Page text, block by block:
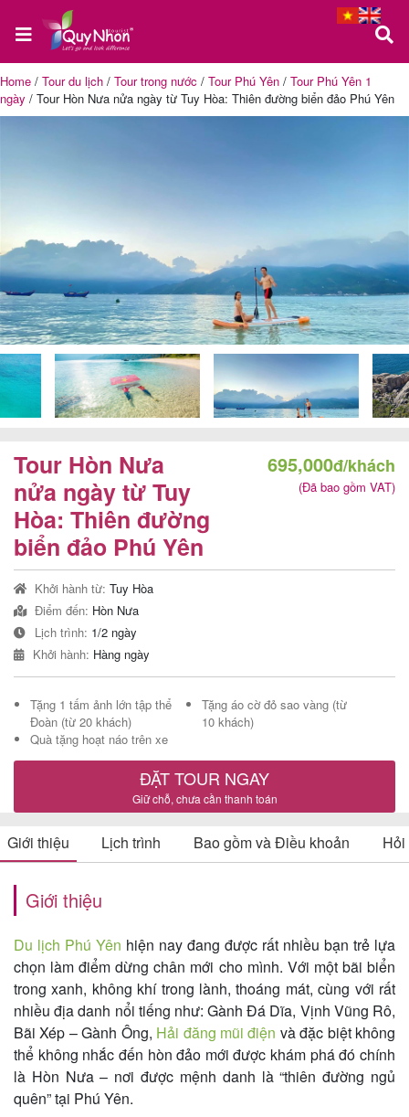
Trang
Quy
Nhơn
Tour
Phú
Yên
Tour
trong
nước
Combo
Quy
Nhơn
hành
lịch
Về
Quy
Nhơn
Tourist
Home / Tour du lịch / Tour trong nước / Tour Phú Yên / Tour Phú Yên 1
ngày / Tour Hòn Nưa nửa ngày từ Tuy Hòa: Thiên đường biển đảo Phú Yên
Tour Hòn Nưa
nửa ngày từ Tuy
Hòa: Thiên đường
biển đảo Phú Yên
695,000đ/khách
(Đã bao gồm VAT)
Khởi hành từ: Tuy Hòa
Điểm đến: Hòn Nưa
Lịch trình: 1/2 ngày
Khởi hành: Hàng ngày
Tặng 1 tấm ảnh lớn tập thể
Đoàn (từ 20 khách)
Tặng áo cờ đỏ sao vàng (từ
10 khách)
Quà tặng hoạt náo trên xe
ĐẶT TOUR NGAY
Giữ chỗ, chưa cần thanh toán
Giới thiệu Lịch trình Bao gồm và Điều khoản
Giới thiệu
Du lịch Phú Yên hiện nay đang được rất nhiều bạn trẻ lựa
chọn làm điểm dừng chân mới cho mình. Với một bãi biển
trong xanh, không khí trong lành, thoáng mát, cùng với rất
nhiều địa danh nổi tiếng như: Gành Đá Dĩa, Vịnh Vũng Rô,
Bãi Xép – Gành Ông, Hải đăng mũi điện và đặc biệt không
thể không nhắc đến hòn đảo mới được khám phá đó chính
là Hòn Nưa – nơi được mệnh danh là “thiên đường ngủ
quên” tại Phú Yên.